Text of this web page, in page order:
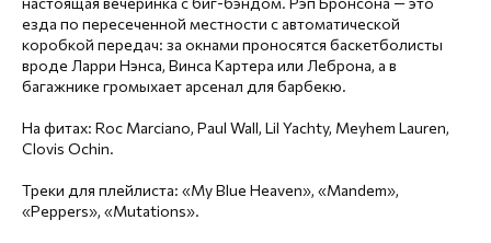
езда по пересеченной местности с автоматической
коробкой передач: за окнами проносятся баскетболисты
вроде Ларри Нэнса, Винса Картера или Леброна, а в
багажнике громыхает арсенал для барбекю.
На фитах: Roc Marciano, Paul Wall, Lil Yachty, Meyhem Lauren,
Clovis Ochin.
Треки для плейлиста: «My Blue Heaven», «Mandem»,
«Peppers», «Mutations».